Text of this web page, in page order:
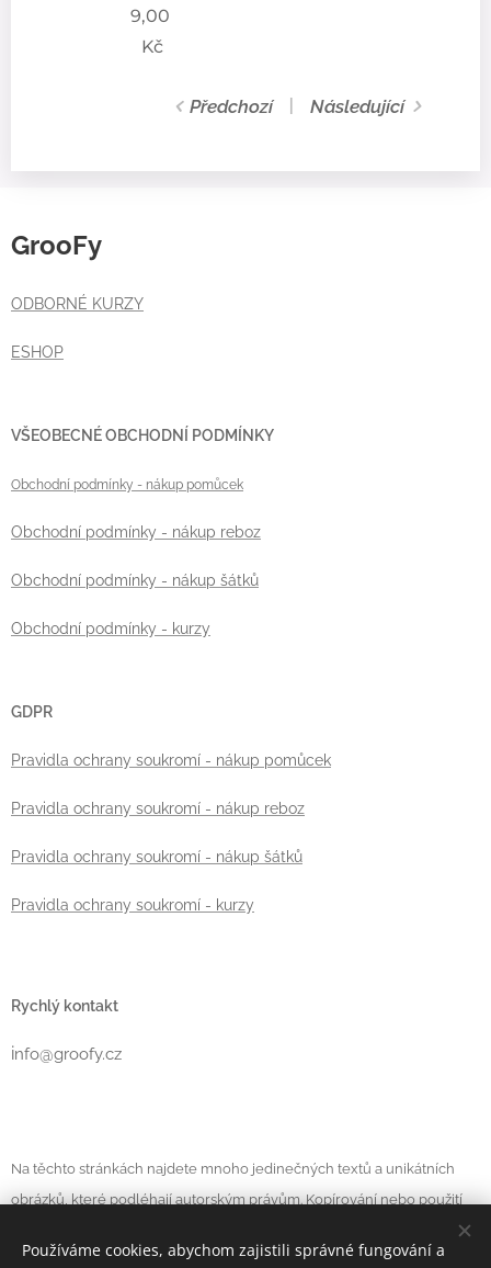
9,00
Kč
Předchozí Následující
GrooFy
ODBORNÉ KURZY
ESHOP
VŠEOBECNÉ OBCHODNÍ PODMÍNKY
Obchodní podmínky - nákup pomůcek
Obchodní podmínky - nákup reboz
Obchodní podmínky - nákup šátků
Obchodní podmínky - kurzy
GDPR
Pravidla ochrany soukromí - nákup pomůcek
Pravidla ochrany soukromí - nákup reboz
Pravidla ochrany soukromí - nákup šátků
Pravidla ochrany soukromí - kurzy
Rychlý kontakt
info@groofy.cz
Na těchto stránkách najdete mnoho jedinečných textů a unikátních
obrázků, které podléhají autorským právům. Kopírování nebo použití
buďte fér!
Používáme cookies, abychom zajistili správné fungování a